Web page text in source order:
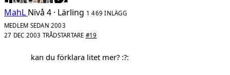
MahL Nivå 4 · Lärling 1 469 INLÄGG
MEDLEM SEDAN 2003
27 DEC 2003 TRÅDSTARTARE #19
kan du förklara litet mer? :?: